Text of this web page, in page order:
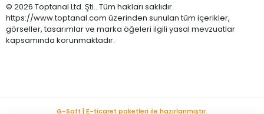
© 2026 Toptanal Ltd. Şti.. Tüm hakları saklıdır.
https://www.toptanal.com üzerinden sunulan tüm içerikler,
görseller, tasarımlar ve marka öğeleri ilgili yasal mevzuatlar
kapsamında korunmaktadır.
G-Soft | E-ticaret paketleri ile hazırlanmıştır.